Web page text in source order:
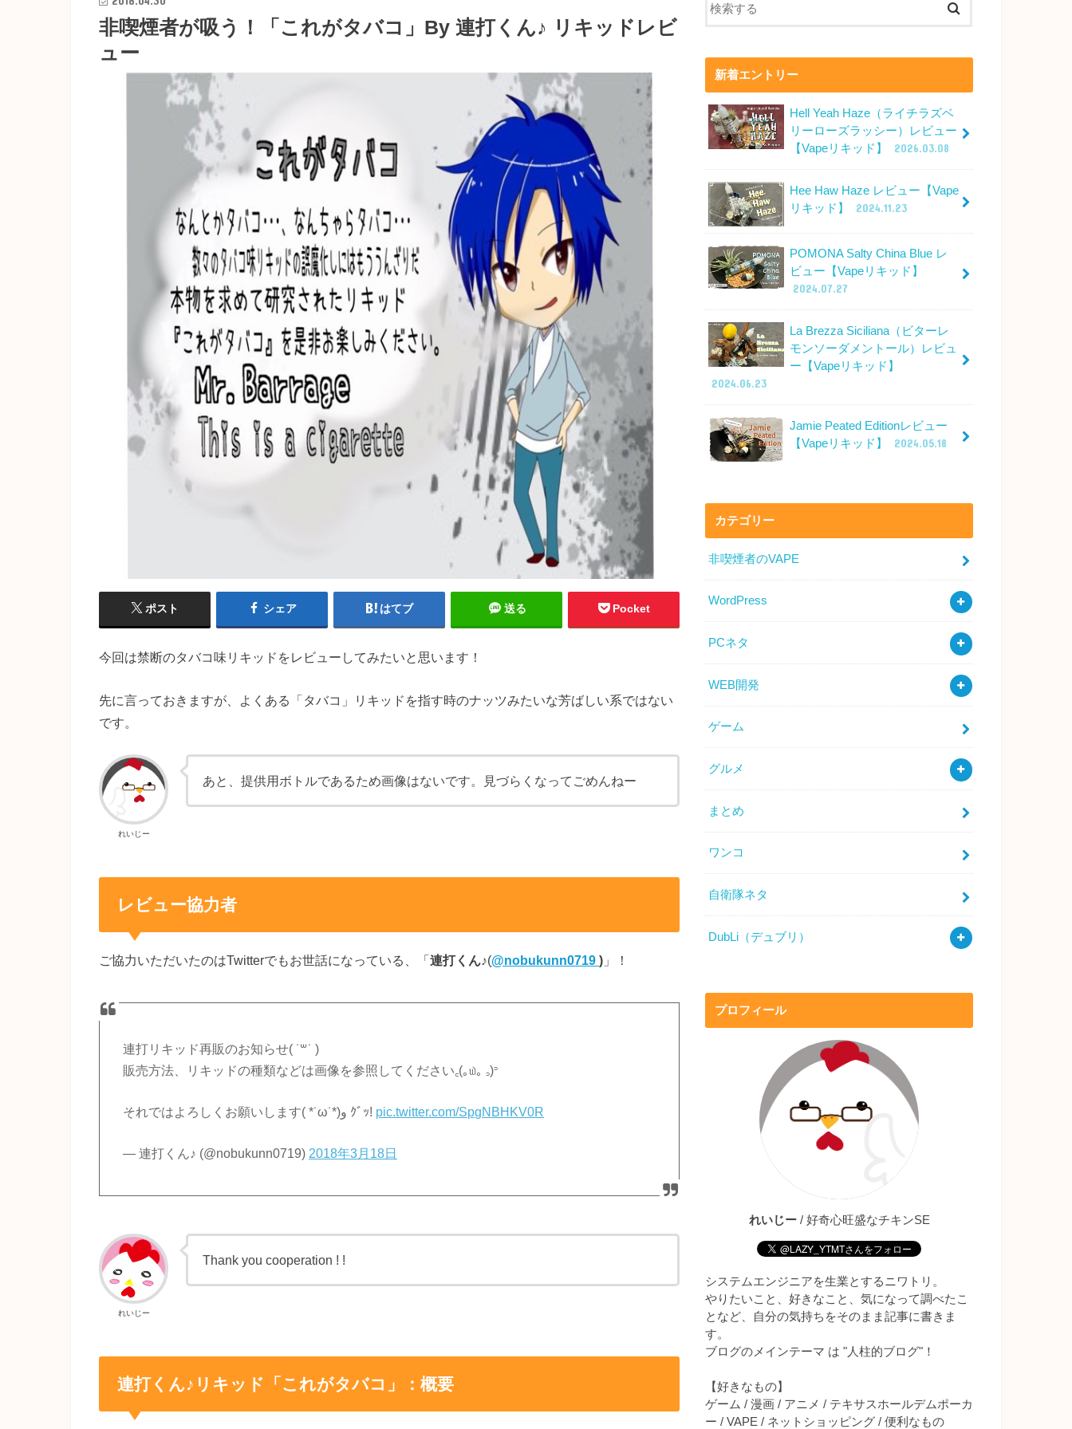
非喫煙者が吸う！「これがタバコ」By 連打くん♪ リキッドレビ
ュー
ポスト シェア はてブ 送る Pocket
今回は禁断のタバコ味リキッドをレビューしてみたいと思います！
先に言っておきますが、よくある「タバコ」リキッドを指す時のナッツみたいな芳ばしい系ではない
です。
れいじー
あと、提供用ボトルであるため画像はないです。見づらくなってごめんねー
レビュー協力者
ご協力いただいたのはTwitterでもお世話になっている、「連打くん♪(@nobukunn0719 ) 」！
連打リキッド再販のお知らせ( ˙꒳​˙ )
販売方法、リキッドの種類などは画像を参照してください꜀(｡௰｡ ꜆)꜄
それではよろしくお願いします( *˙ω˙*)و ｸﾞｯ! pic.twitter.com/SpgNBHKV0R
— 連打くん♪ (@nobukunn0719) 2018年3月18日
れいじー
Thank you cooperation ! !
連打くん♪リキッド「これがタバコ」：概要
新着エントリー
Hell Yeah Haze（ライチラズベ
リーローズラッシー）レビュー
【Vapeリキッド】
2026.03.08
Hee Haw Haze レビュー【Vape
リキッド】
2024.11.23
POMONA Salty China Blue レ
ビュー【Vapeリキッド】
2024.07.27
La Brezza Siciliana（ビターレ
モンソーダメントール）レビュ
ー【Vapeリキッド】
2024.06.23
Jamie Peated Editionレビュー
【Vapeリキッド】
2024.05.18
カテゴリー
非喫煙者のVAPE
WordPress
PCネタ
WEB開発
ゲーム
グルメ
まとめ
ワンコ
自衛隊ネタ
DubLi（デュブリ）
プロフィール
れいじー/ 好奇心旺盛なチキンSE
システムエンジニアを生業とするニワトリ。
やりたいこと、好きなこと、気になって調べたこ
となど、自分の気持ちをそのまま記事に書きま
す。
ブログのメインテーマ は "人柱的ブログ"！
【好きなもの】
ゲーム / 漫画 / アニメ / テキサスホールデムポーカ
ー / VAPE / ネットショッピング / 便利なもの